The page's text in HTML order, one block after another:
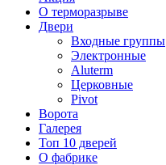
О терморазрыве
Двери
Входные группы
Электронные
Aluterm
Церковные
Pivot
Ворота
Галерея
Топ 10 дверей
О фабрике